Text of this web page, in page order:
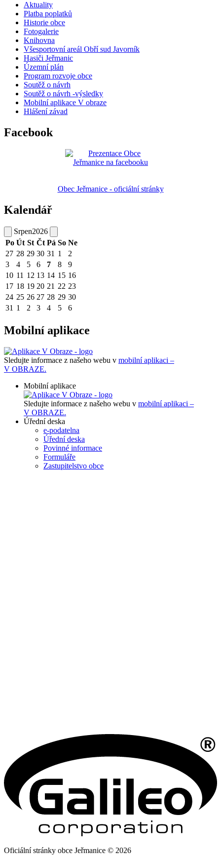
Aktuality
Platba poplatků
Historie obce
Fotogalerie
Knihovna
Všesportovní areál Obří sud Javorník
Hasiči Jeřmanic
Územní plán
Program rozvoje obce
Soutěž o návrh
Soutěž o návrh -výsledky
Mobilní aplikace V obraze
Hlášení závad
Facebook
Obec Jeřmanice - oficiální stránky
Kalendář
Srpen2026
Po Út St Čt Pá So Ne
27 28 29 30 31 1
2
3
4 5 6 7 8
9
10 11 12 13 14 15 16
17 18 19 20 21 22 23
24 25 26 27 28 29 30
31 1 2 3 4 5 6
Mobilní aplikace
Sledujte informace z našeho webu v mobilní aplikaci –
V OBRAZE.
Mobilní aplikace
Sledujte informace z našeho webu v mobilní aplikaci –
V OBRAZE.
Úřední deska
e-podatelna
Úřední deska
Povinné informace
Formuláře
Zastupitelstvo obce
Oficiální stránky obce Jeřmanice © 2026